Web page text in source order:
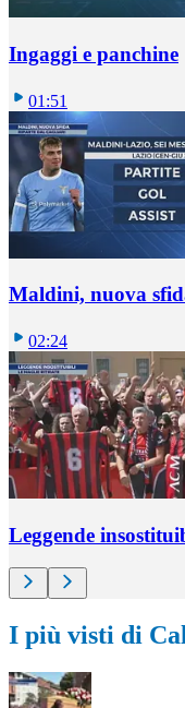
Ingaggi e panchine
01:51
Maldini, nuova
02:24
Leggende
I più visti di